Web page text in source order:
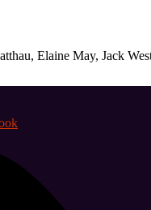
Elaine May, Jack